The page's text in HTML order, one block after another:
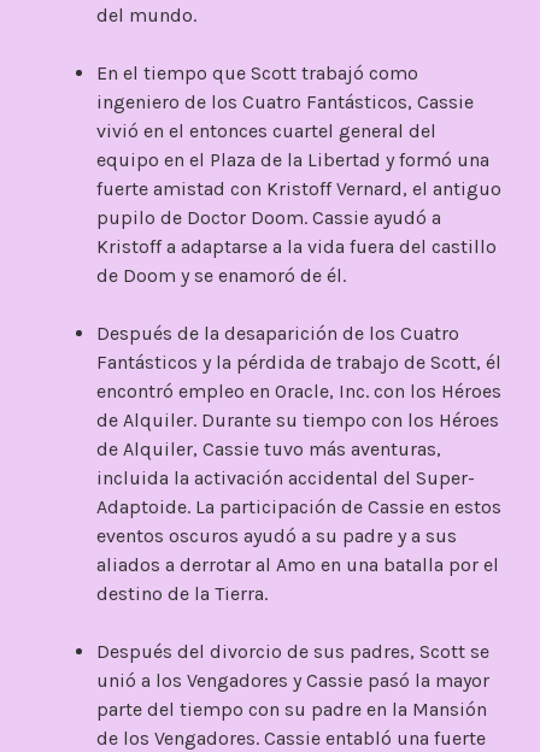
del mundo.
En el tiempo que Scott trabajó como
ingeniero de los Cuatro Fantásticos, Cassie
vivió en el entonces cuartel general del
equipo en el Plaza de la Libertad y formó una
fuerte amistad con Kristoff Vernard, el antiguo
pupilo de Doctor Doom. Cassie ayudó a
Kristoff a adaptarse a la vida fuera del castillo
de Doom y se enamoró de él.
Después de la desaparición de los Cuatro
Fantásticos y la pérdida de trabajo de Scott, él
encontró empleo en Oracle, Inc. con los Héroes
de Alquiler. Durante su tiempo con los Héroes
de Alquiler, Cassie tuvo más aventuras,
incluida la activación accidental del Super-
Adaptoide. La participación de Cassie en estos
eventos oscuros ayudó a su padre y a sus
aliados a derrotar al Amo en una batalla por el
destino de la Tierra.
Después del divorcio de sus padres, Scott se
unió a los Vengadores y Cassie pasó la mayor
parte del tiempo con su padre en la Mansión
de los Vengadores. Cassie entabló una fuerte